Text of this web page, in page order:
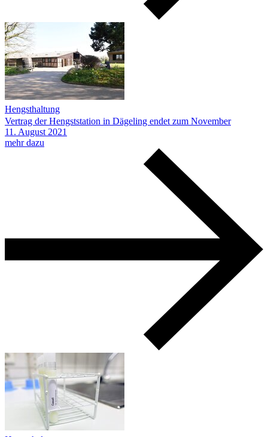
Hengsthaltung
Vertrag der Hengststation in Dägeling endet zum November
11. August 2021
mehr dazu